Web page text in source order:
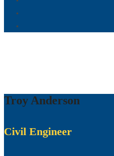
Troy Anderson
Civil Engineer